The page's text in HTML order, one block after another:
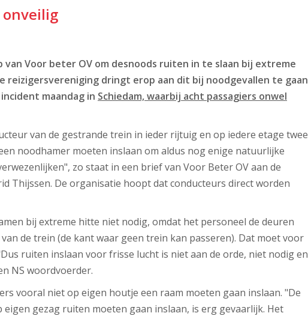
onveilig
van Voor beter OV om desnoods ruiten in te slaan bij extreme
reizigersvereniging dringt erop aan dit bij noodgevallen te gaan
maandag in Schiedam, waarbij acht passagiers onwel
van de gestrande trein in ieder rijtuig en op iedere etage twee
noodhamer moeten inslaan om aldus nog enige natuurlijke
zo staat in een brief van Voor Beter OV aan de
Thijssen. De organisatie hoopt dat conducteurs direct worden
bij extreme hitte niet nodig, omdat het personeel de deuren
de trein (de kant waar geen trein kan passeren). Dat moet voor
ruiten inslaan voor frisse lucht is niet aan de orde, niet nodig en
NS woordvoerder.
vooral niet op eigen houtje een raam moeten gaan inslaan. "De
gezag ruiten moeten gaan inslaan, is erg gevaarlijk. Het